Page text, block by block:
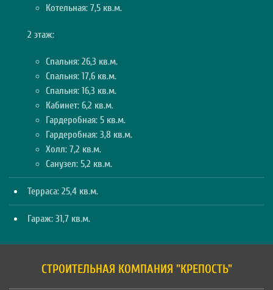
Котельная: 7,5 кв.м.
2 этаж:
Спальня: 26,3 кв.м.
Спальня: 17,6 кв.м.
Спальня: 16,3 кв.м.
Кабинет: 6,2 кв.м.
Гардеробная: 5 кв.м.
Гардеробная: 3,8 кв.м.
Холл: 7,2 кв.м.
Санузел: 5,2 кв.м.
Терраса: 25,4 кв.м.
Гараж: 31,7 кв.м.
СТРОИТЕЛЬНАЯ КОМПАНИЯ "КРЕПОСТЬ"